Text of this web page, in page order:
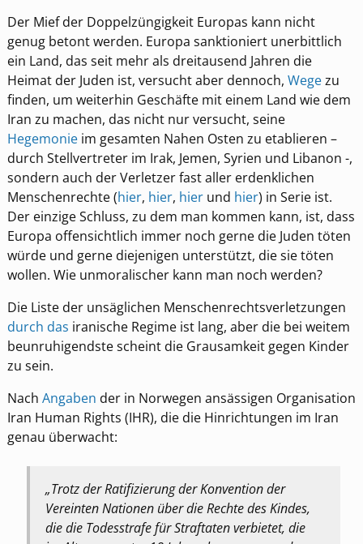
Der Mief der Doppelzüngigkeit Europas kann nicht
genug betont werden. Europa sanktioniert unerbittlich
ein Land, das seit mehr als dreitausend Jahren die
Heimat der Juden ist, versucht aber dennoch, Wegezu
finden, um weiterhin Geschäfte mit einem Land wie dem
Iran zu machen, das nicht nur versucht, seine
Hegemonieim gesamten Nahen Osten zu etablieren –
durch Stellvertreter im Irak, Jemen, Syrien und Libanon -,
sondern auch der Verletzer fast aller erdenklichen
Menschenrechte (hier, hier, hierund hier) in Serie ist.
Der einzige Schluss, zu dem man kommen kann, ist, dass
Europa offensichtlich immer noch gerne die Juden töten
würde und gerne diejenigen unterstützt, die sie töten
wollen. Wie unmoralischer kann man noch werden?
Die Liste der unsäglichen Menschenrechtsverletzungen
durch das iranische Regime ist lang, aber die bei weitem
beunruhigendste scheint die Grausamkeit gegen Kinder
zu sein.
Nach Angaben der in Norwegen ansässigen Organisation
Iran Human Rights (IHR), die die Hinrichtungen im Iran
genau überwacht:
„Trotz der Ratifizierung der Konvention der
Vereinten Nationen über die Rechte des Kindes,
die die Todesstrafe für Straftaten verbietet, die